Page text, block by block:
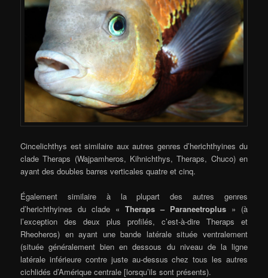
Cincelichthys est similaire aux autres genres d’herichthyines du
clade Theraps (Wajpamheros, Kihnichthys, Theraps, Chuco) en
ayant des doubles barres verticales quatre et cinq.
Également similaire à la plupart des autres genres
d’herichthyines du clade « Theraps – Paraneetroplus» (à
l’exception des deux plus profilés, c’est-à-dire Theraps et
Rheoheros) en ayant une bande latérale située ventralement
(située généralement bien en dessous du niveau de la ligne
latérale inférieure contre juste au-dessus chez tous les autres
cichlidés d’Amérique centrale [lorsqu’ils sont présents).